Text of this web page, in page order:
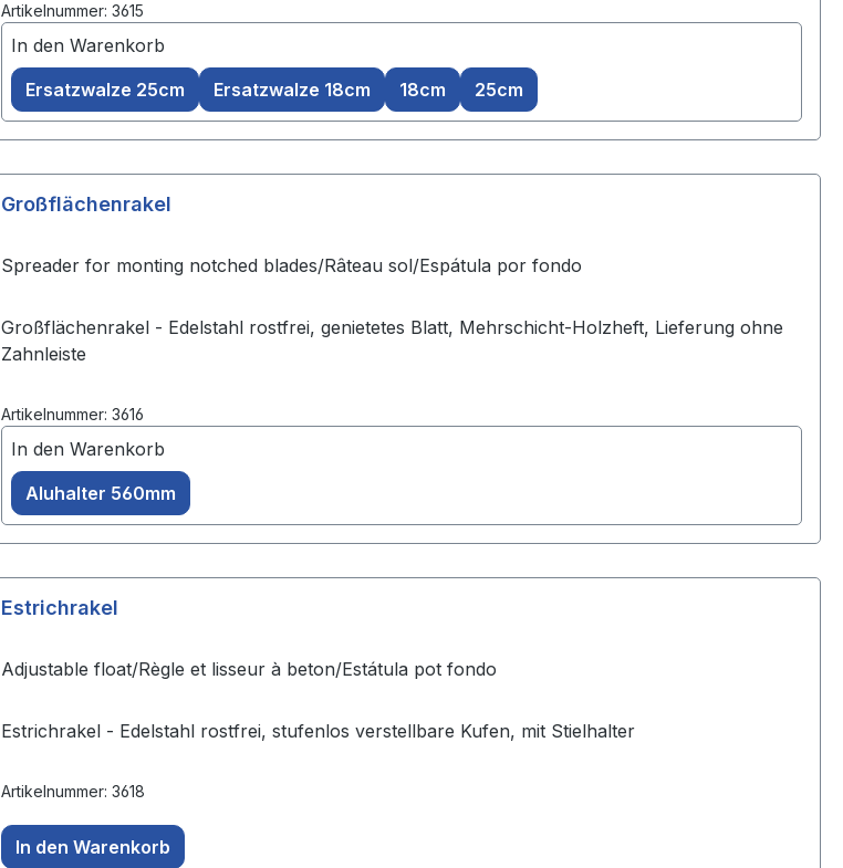
Artikelnummer: 3615
In den Warenkorb
Ersatzwalze 25cm
Ersatzwalze 18cm 18cm 25cm
Großflächenrakel
Spreader for monting notched blades/Râteau sol/Espátula por fondo
Großflächenrakel - Edelstahl rostfrei, genietetes Blatt, Mehrschicht-Holzheft, Lieferung ohne
Zahnleiste
Artikelnummer: 3616
In den Warenkorb
Aluhalter 560mm
Estrichrakel
Adjustable float/Règle et lisseur à beton/Estátula pot fondo
Estrichrakel - Edelstahl rostfrei, stufenlos verstellbare Kufen, mit Stielhalter
Artikelnummer: 3618
In den Warenkorb